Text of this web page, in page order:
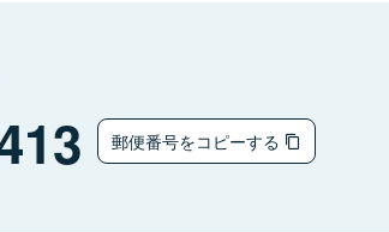
郵便番号をコピーする